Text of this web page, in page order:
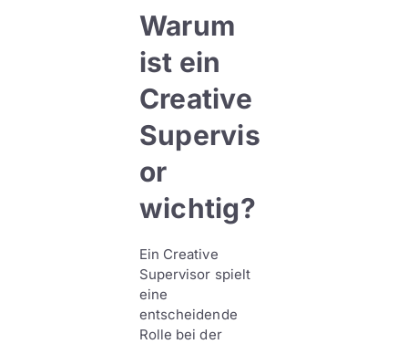
Warum
ist ein
Creative
Supervis
or
wichtig?
Ein Creative
Supervisor spielt
eine
entscheidende
Rolle bei der